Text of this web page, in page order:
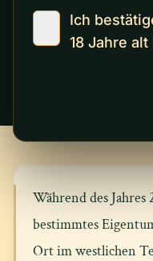
Ich
18 Jahre alt
Während des Jahres
bestimmtes
Ort im westlichen